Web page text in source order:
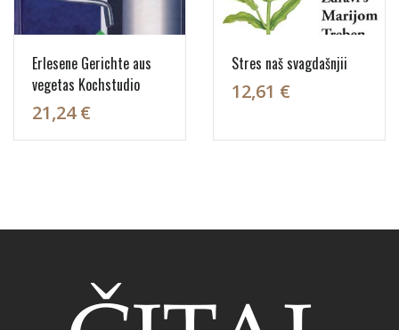
Erlesene Gerichte aus
vegetas Kochstudio
21,24 €
Stres naš svagdašnjii
12,61 €